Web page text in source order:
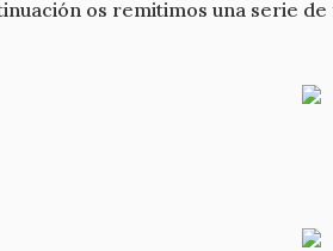
os remitimos una serie de